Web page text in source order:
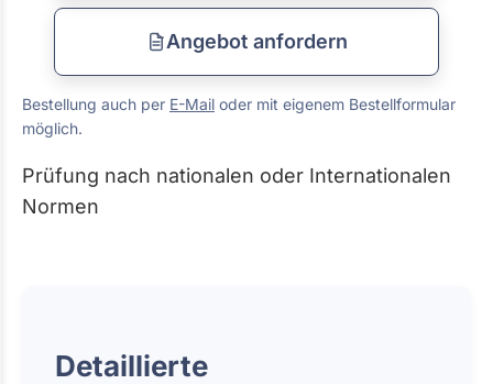
Angebot anfordern
Bestellung auch per E-Mail oder mit eigenem Bestellformular
möglich.
Prüfung nach nationalen oder Internationalen
Normen
Detaillierte